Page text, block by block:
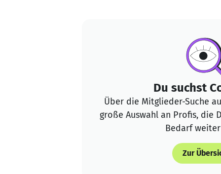
Du suchst
Über die Mitglieder-Suche
große Auswahl an Profis, die
Bedarf
Zur